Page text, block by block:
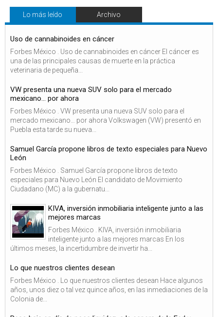
Lo más leído Archivo
Uso de cannabinoides en cáncer
Forbes México . Uso de cannabinoides en cáncer El cáncer es
una de las principales causas de muerte en la práctica
veterinaria de pequeña...
VW presenta una nueva SUV solo para el mercado
mexicano… por ahora
Forbes México . VW presenta una nueva SUV solo para el
mercado mexicano… por ahora Volkswagen (VW) presentó en
Puebla esta tarde su nueva...
Samuel García propone libros de texto especiales para Nuevo
León
Forbes México . Samuel García propone libros de texto
especiales para Nuevo León El candidato de Movimiento
Ciudadano (MC) a la gubernatu...
KIVA, inversión inmobiliaria inteligente junto a las
mejores marcas
Forbes México . KIVA, inversión inmobiliaria
inteligente junto a las mejores marcas En los
últimos meses, la incertidumbre de invertir ha...
Lo que nuestros clientes desean
Forbes México . Lo que nuestros clientes desean Hace algunos
años, unos diez o tal vez quince años, en las inmediaciones de la
Colonia de...